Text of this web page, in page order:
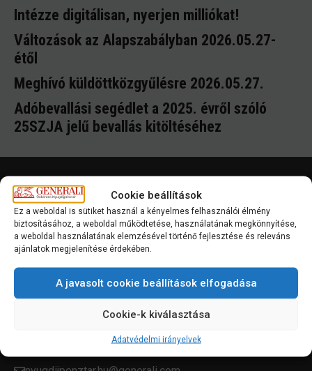
Cookie beállítások
Ez a weboldal is sütiket használ a kényelmes felhasználói élmény
biztosításához, a weboldal működtetése, használatának megkönnyítése,
a weboldal használatának elemzésével történő fejlesztése és releváns
ajánlatok megjelenítése érdekében.
A javasolt cookie beállítások elfogadása
Cookie-k kiválasztása
Adatvédelmi irányelvek
Intézze digitálisan, nyerjen milliókat!
Változások az Alapszabályban 2026.05.27-
étől
Meghívó küldöttközgyűlésre 2026.05.27.
Adóbevallási segédlet a 2025. évről szóló
25SZJA jelű bevallás kitöltéséhez
Székhely:1066 Budapest, Teréz krt. 42-44.
Levelezési cím:6701 Szeged, Pf. 97.
Személyes ügyfélszolgálat:1132 Budapest, Váci út
36-38.